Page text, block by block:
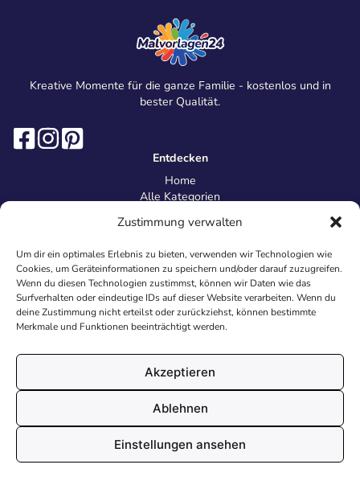
Zustimmung verwalten
Um dir ein optimales Erlebnis zu bieten, verwenden wir Technologien wie
Cookies, um Geräteinformationen zu speichern und/oder darauf zuzugreifen.
Wenn du diesen Technologien zustimmst, können wir Daten wie das
Surfverhalten oder eindeutige IDs auf dieser Website verarbeiten. Wenn du
deine Zustimmung nicht erteilst oder zurückziehst, können bestimmte
Merkmale und Funktionen beeinträchtigt werden.
Akzeptieren
Ablehnen
Einstellungen ansehen
Kreative Momente für die ganze Familie - kostenlos und in
bester Qualität.
Entdecken
Home
Alle Kategorien
Information
Über uns
Kontakt
Inhaltsrichtlinien
Recht & Datenschutz
Impressum
AGB
Cookies
© 2026 Malvorlagen24.de - Alle Rechte vorbehalten. Made with
in Deutschland.